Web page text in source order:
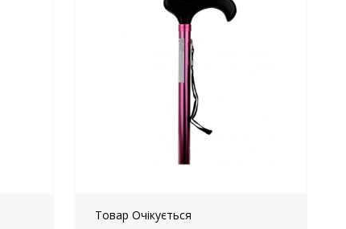
Товар Очікується